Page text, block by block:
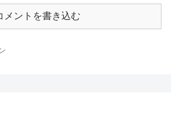
メントを書き込む